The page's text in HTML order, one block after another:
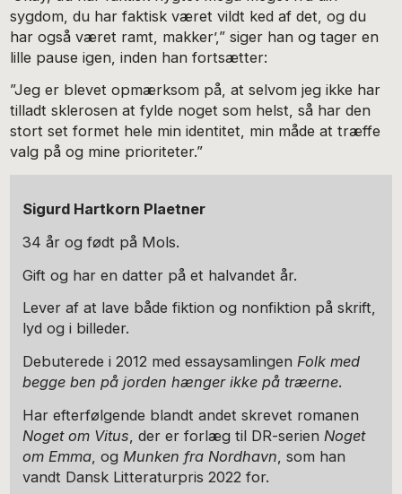
sygdom, du har faktisk været vildt ked af det, og du
har også været ramt, makker’,” siger han og tager en
lille pause igen, inden han fortsætter:
”Jeg er blevet opmærksom på, at selvom jeg ikke har
tilladt sklerosen at fylde noget som helst, så har den
stort set formet hele min identitet, min måde at træffe
valg på og mine prioriteter.”
Sigurd Hartkorn Plaetner
34 år og født på Mols.
Gift og har en datter på et halvandet år.
Lever af at lave både fiktion og nonfiktion på skrift,
lyd og i billeder.
Debuterede i 2012 med essaysamlingen Folk med
begge ben på jorden hænger ikke på træerne.
Har efterfølgende blandt andet skrevet romanen
Noget om Vitus , der er forlæg til DR-serien Noget
om Emma, og Munken fra Nordhavn , som han
vandt Dansk Litteraturpris 2022 for.